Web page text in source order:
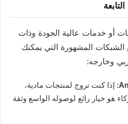
أو خدمات عالية الجودة وذات
المشهورة التي يمكنك
وخارجه:
إذا كنت تروج لمنتجات مادية،
هو خيار رائع لوصوله الواسع وثقة